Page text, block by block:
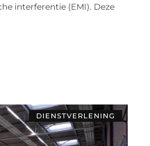
interferentie (EMI). Deze
DIENSTVERLENING